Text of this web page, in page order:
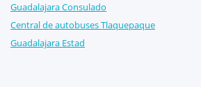
Guadalajara Consulado
Central de autobuses Tlaquepaque
Guadalajara Estad